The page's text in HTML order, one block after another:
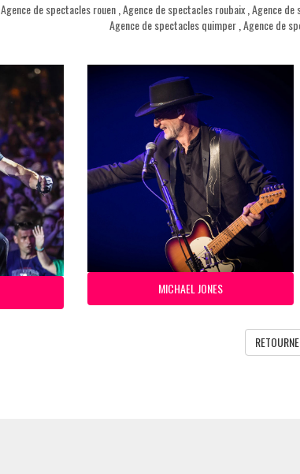
Agence de spectacles rouen Agence de spectacles roubaix Agence de
Agence de spectacles quimper Agence de
MICHAEL JONES